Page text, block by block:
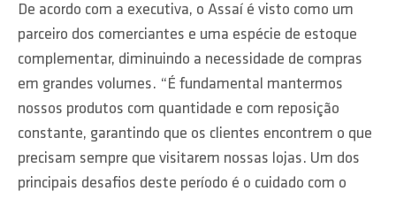
De acordo com a executiva, o Assaí é visto como um
parceiro dos comerciantes e uma espécie de estoque
complementar, diminuindo a necessidade de compras
em grandes volumes. “É fundamental mantermos
nossos produtos com quantidade e com reposição
constante, garantindo que os clientes encontrem o que
precisam sempre que visitarem nossas lojas. Um dos
principais desafios deste período é o cuidado com o